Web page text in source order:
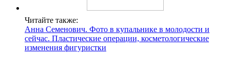
Читайте также:
Анна Семенович. Фото в купальнике в молодости и
сейчас. Пластические операции, косметологические
изменения фигуристки